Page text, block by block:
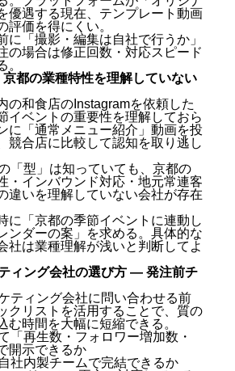
優遇する現在、テンプレート動画
評価を得にくい。
に「撮影・編集は自社で行うか」
の場合は修正回数・対応スピード
。
都の業種特性を理解していない
の和食店のInstagramを依頼した
イベントの重要性を理解しておら
に「通常メニュー紹介」動画を投
競合店に比較して認知を取り逃し
「型」は知っていても、京都の
・インバウンド対応・地元常連客
違いを理解していない会社が存在
に「京都の季節イベントに連動し
ンダーの案」を求める。具体的な
社は業種理解が浅いと判断してよ
ィング会社の選び方 — 発注前チ
ティング会社に問い合わせる前
クリストを活用することで、質の
む時間を大幅に短縮できる。
「再生数・フォロワー増加数・
開示できるか
社内製チームで完結できるか
ティング市場2026年最新版 — なぜ
を取り巻くデータ
集客の特徴
ィング会社を選ぶ5つのKBF比較軸
ィングの費用相場2026年最新版
一覧
ィングでよくある失敗パターンと対
：「投稿本数が多い」だけで選んで
「安さ」で選んで動画品質が低か